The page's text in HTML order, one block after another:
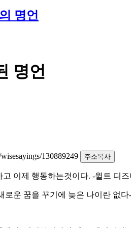
명언
명언
130889249
주소복사
이제 행동하는것이다. -윌트 디즈
로운 꿈을 꾸기에 늦은 나이란 없다